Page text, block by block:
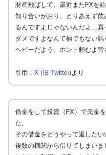
財産飛ばして、最近またFXを
知り合いがおり、とりあえず
るんですよじゃないんだよ…真
ダメですよなんて柄でもない
ヘビーだよう。ホント頼むよ皆
引用： X (旧 Twitter)より
借金をして投資（FX）で元金
た。
その借金をどうやって返したい
複数の機関から借りてしまい